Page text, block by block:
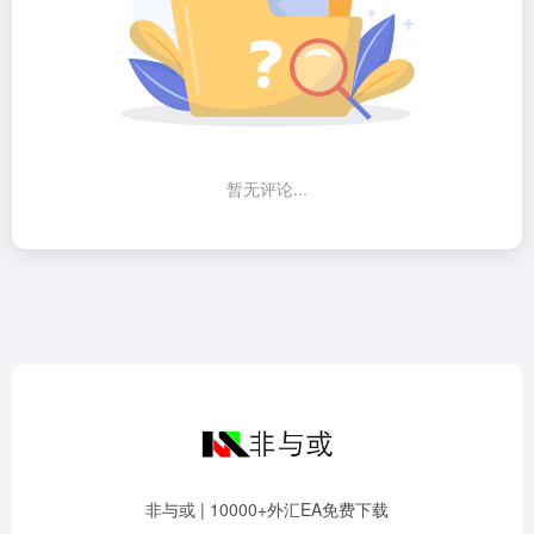
暂无评论...
非与或 | 10000+外汇EA免费下载